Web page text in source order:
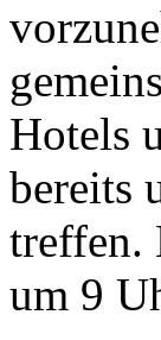
Hotels
bereits
treffen.
um 9